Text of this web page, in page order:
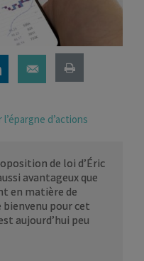
d’actions
de loi d’Éric
avantageux que
en matière de
bienvenu pour cet
aujourd’hui peu